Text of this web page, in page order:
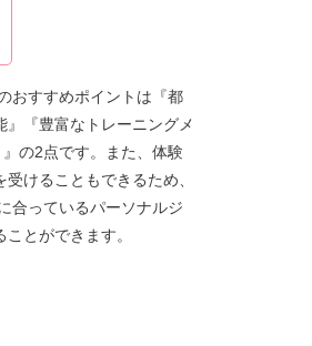
おすすめポイントは『都
』『豊富なトレーニングメ
の2点です。また、体験
けることもできるため、
合っているパーソナルジ
とができます。